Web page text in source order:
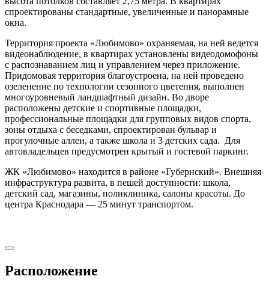
спроектированы стандартные, увеличенные и панорамные
окна.
Территория проекта «Любимово» охраняемая, на ней ведется
видеонаблюдение, в квартирах установлены видеодомофоны
с распознаванием лиц и управлением через приложение.
Придомовая территория благоустроена, на ней проведено
озеленение по технологии сезонного цветения, выполнен
многоуровневый ландшафтный дизайн. Во дворе
расположены детские и спортивные площадки,
профессиональные площадки для групповых видов спорта,
зоны отдыха с беседками, спроектирован бульвар и
прогулочные аллеи, а также школа и 3 детских сада. Для
автовладельцев предусмотрен крытый и гостевой паркинг.
ЖК «Любимово» находится в районе «Губернский». Внешняя
инфраструктура развита, в пешей доступности: школа,
детский сад, магазины, поликлиника, салоны красоты. До
центра Краснодара — 25 минут транспортом.
Расположение